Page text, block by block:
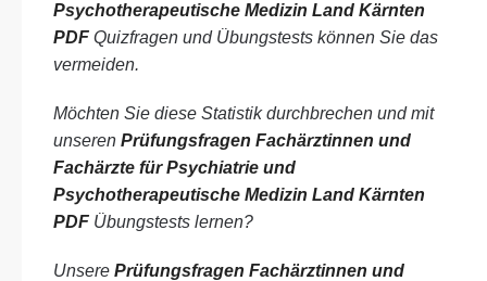
Psychotherapeutische Medizin Land Kärnten
PDF Quizfragen und Übungstests können Sie das
vermeiden.
Möchten Sie diese Statistik durchbrechen und mit
unseren Prüfungsfragen Fachärztinnen und
Fachärzte für Psychiatrie und
Psychotherapeutische Medizin Land Kärnten
PDF Übungstests lernen?
Unsere Prüfungsfragen Fachärztinnen und